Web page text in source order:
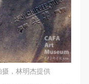
摄，林明杰提供